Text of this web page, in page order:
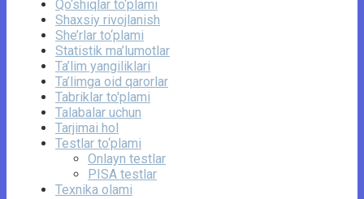
Qo‘shiqlar to‘plami
Shaxsiy rivojlanish
She’rlar to‘plami
Statistik ma’lumotlar
Ta’lim yangiliklari
Ta’limga oid qarorlar
Tabriklar to'plami
Talabalar uchun
Tarjimai hol
Testlar to‘plami
Onlayn testlar
PISA testlar
Texnika olami